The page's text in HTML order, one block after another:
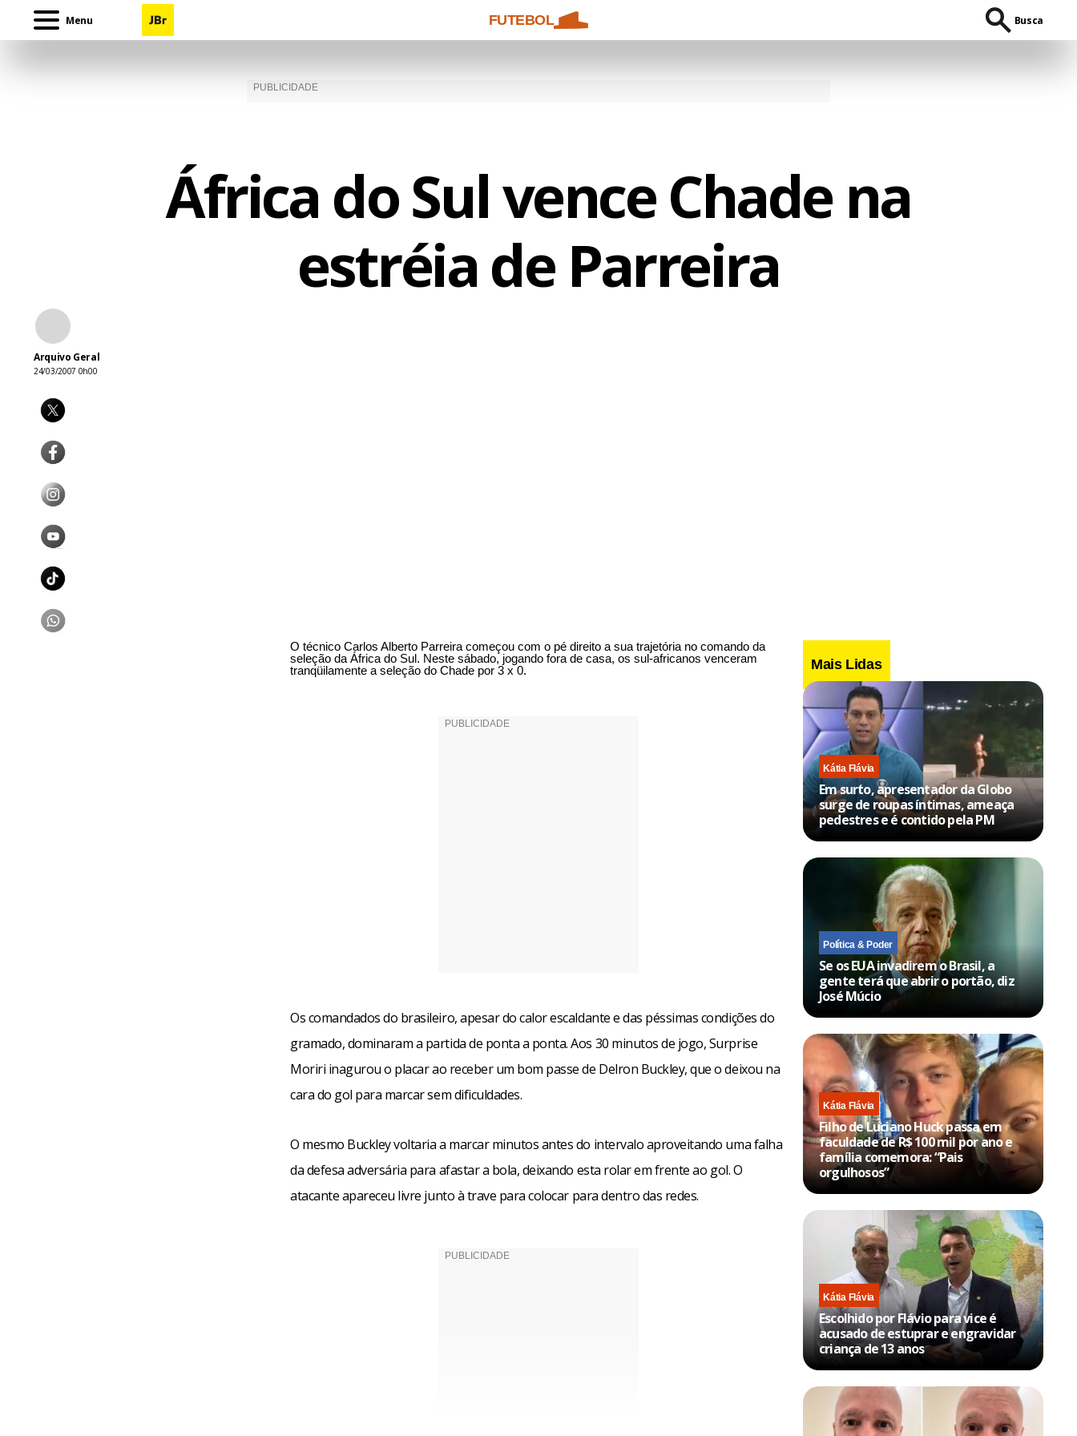
Menu FUTEBOL Busca
África do Sul vence Chade na
estréia de Parreira
Arquivo Geral
24/03/2007 0h00
O técnico Carlos Alberto Parreira começou com o pé direito a sua trajetória no comando da
seleção da África do Sul. Neste sábado, jogando fora de casa, os sul-africanos venceram
tranqüilamente a seleção do Chade por 3 x 0.
Os comandados do brasileiro, apesar do calor escaldante e das péssimas condições do
gramado, dominaram a partida de ponta a ponta. Aos 30 minutos de jogo, Surprise
Moriri inagurou o placar ao receber um bom passe de Delron Buckley, que o deixou na
cara do gol para marcar sem dificuldades.
O mesmo Buckley voltaria a marcar minutos antes do intervalo aproveitando uma falha
da defesa adversária para afastar a bola, deixando esta rolar em frente ao gol. O
atacante apareceu livre junto à trave para colocar para dentro das redes.
Mais Lidas
Kátia Flávia
Em surto, apresentador da Globo
surge de roupas íntimas, ameaça
pedestres e é contido pela PM
Política & Poder
Se os EUA invadirem o Brasil, a
gente terá que abrir o portão, diz
José Múcio
Kátia Flávia
Filho de Luciano Huck passa em
faculdade de R$ 100 mil por ano e
família comemora: “Pais
orgulhosos”
Kátia Flávia
Escolhido por Flávio para vice é
acusado de estuprar e engravidar
criança de 13 anos